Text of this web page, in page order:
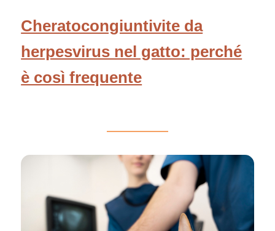
Cheratocongiuntivite da
herpesvirus nel gatto: perché
è così frequente